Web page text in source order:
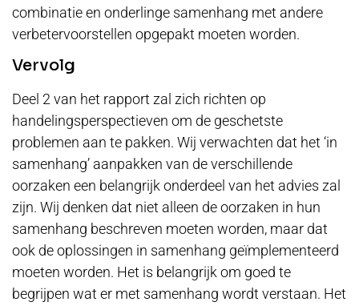
combinatie en onderlinge samenhang met andere
verbetervoorstellen opgepakt moeten worden.
Vervolg
Deel 2 van het rapport zal zich richten op
handelingsperspectieven om de geschetste
problemen aan te pakken. Wij verwachten dat het ‘in
samenhang’ aanpakken van de verschillende
oorzaken een belangrijk onderdeel van het advies zal
zijn. Wij denken dat niet alleen de oorzaken in hun
samenhang beschreven moeten worden, maar dat
ook de oplossingen in samenhang geïmplementeerd
moeten worden. Het is belangrijk om goed te
begrijpen wat er met samenhang wordt verstaan. Het